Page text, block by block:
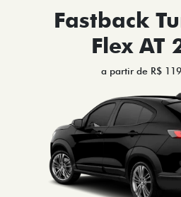
Fastback
Flex AT
a partir de R$